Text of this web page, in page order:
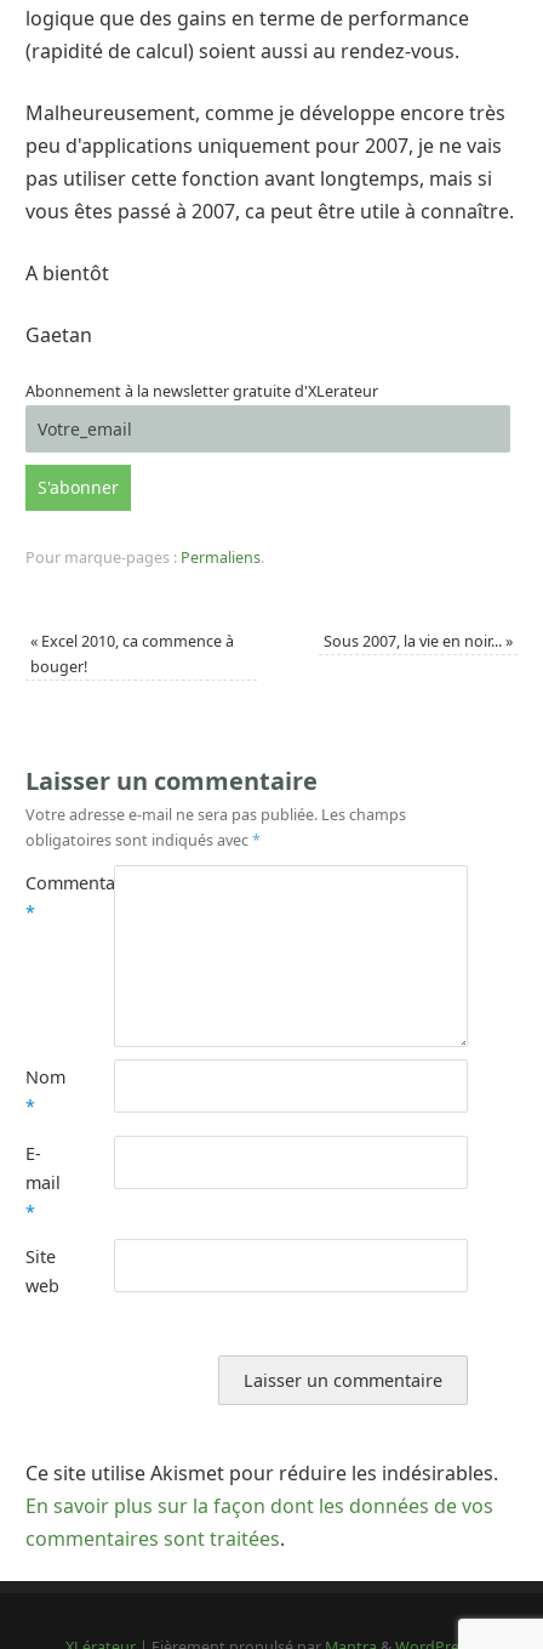
logique que des gains en terme de performance
(rapidité de calcul) soient aussi au rendez-vous.
Malheureusement, comme je développe encore très
peu d'applications uniquement pour 2007, je ne vais
pas utiliser cette fonction avant longtemps, mais si
vous êtes passé à 2007, ca peut être utile à connaître.
A bientôt
Gaetan
Abonnement à la newsletter gratuite d'XLerateur
Pour marque-pages : Permaliens.
« Excel 2010, ca commence à
bouger!
Sous 2007, la vie en noir...»
Laisser un commentaire
Votre adresse e-mail ne sera pas publiée. Les champs
obligatoires sont indiqués avec*
Commentaire
*
Nom
*
E-
mail
*
Site
web
Ce site utilise Akismet pour réduire les indésirables.
En savoir plus sur la façon dont les données de vos
commentaires sont traitées.